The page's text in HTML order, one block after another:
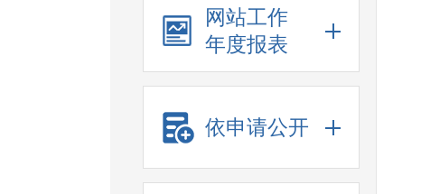
网站工作
年度报表
依申请公开